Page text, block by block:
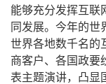
能够充分发挥互联
同发展。今年的世
世界各地数千名的
商客户、各国政要
表主题演讲，凸显